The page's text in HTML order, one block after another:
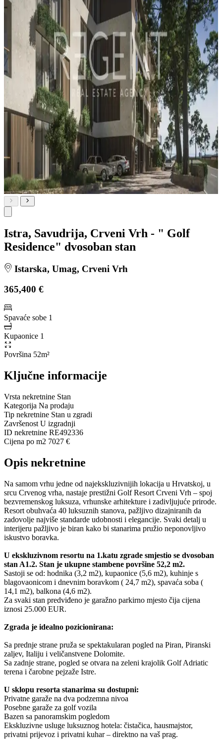
Istra, Savudrija, Crveni Vrh - " Golf
Residence" dvosoban stan
Istarska, Umag, Crveni Vrh
365,400 €
Spavaće sobe 1
Kupaonice 1
Površina 52m²
Ključne informacije
Vrsta nekretnine Stan
Kategorija Na prodaju
Tip nekretnine Stan u zgradi
Završenost U izgradnji
ID nekretnine RE492336
Cijena po m2 7027 €
Opis nekretnine
Na samom vrhu jedne od najekskluzivnijih lokacija u Hrvatskoj, u
srcu Crvenog vrha, nastaje prestižni Golf Resort Crveni Vrh – spoj
bezvremenskog luksuza, vrhunske arhitekture i zadivljujuće prirode.
Resort obuhvaća 40 luksuznih stanova, pažljivo dizajniranih da
zadovolje najviše standarde udobnosti i elegancije. Svaki detalj u
interijeru pažljivo je biran kako bi stanarima pružio neponovljivo
iskustvo boravka.
U ekskluzivnom resortu na 1.katu zgrade smjestio se dvosoban
stan A1.2. Stan je ukupne stambene površine 52,2 m2.
Sastoji se od: hodnika (3,2 m2), kupaonice (5,6 m2), kuhinje s
blagovaonicom i dnevnim boravkom ( 24,7 m2), spavaća soba (
14,1 m2), balkona (4,6 m2).
Za svaki stan predviđeno je garažno parkirno mjesto čija cijena
iznosi 25.000 EUR.
Zgrada je idealno pozicionirana:
Sa prednje strane pruža se spektakularan pogled na Piran, Piranski
zaljev, Italiju i veličanstvene Dolomite.
Sa zadnje strane, pogled se otvara na zeleni krajolik Golf Adriatic
terena i čarobne pejzaže Istre.
U sklopu resorta stanarima su dostupni:
Privatne garaže na dva podzemna nivoa
Posebne garaže za golf vozila
Bazen sa panoramskim pogledom
Ekskluzivne usluge luksuznog hotela: čistačica, hausmajstor,
privatni prijevoz i privatni kuhar – direktno na vaš prag.